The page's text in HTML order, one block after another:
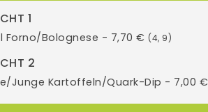
1
Forno/Bolognese - 7,70 € (4, 9)
2
Junge Kartoffeln/Quark-Dip - 7,00 €